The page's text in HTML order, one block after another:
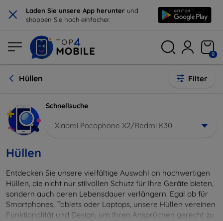
× Laden Sie unsere App herunter und
shoppen Sie noch einfacher.
0
Hüllen Filter
Schnellsuche
Xiaomi Pocophone X2/Redmi K30
Hüllen
Entdecken Sie unsere vielfältige Auswahl an hochwertigen
Hüllen, die nicht nur stilvollen Schutz für Ihre Geräte bieten,
sondern auch deren Lebensdauer verlängern. Egal ob für
Smartphones, Tablets oder Laptops, unsere Hüllen vereinen
Funktionalität und Design, um Ihren Ansprüchen gerecht zu